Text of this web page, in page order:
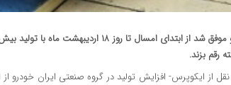
رقم بزند.